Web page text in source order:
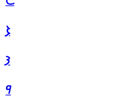
𐦮
𐦯
𐦰